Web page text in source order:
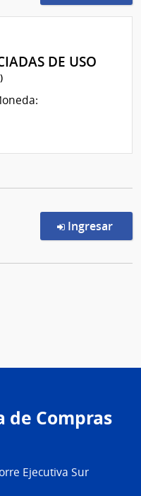
DE USO
Ingresar
de Compras
Ejecutiva Sur